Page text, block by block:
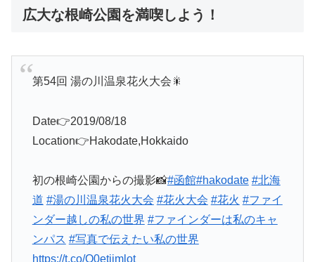
広大な根崎公園を満喫しよう！
第54回 湯の川温泉花火大会🎇
Date👉2019/08/18
Location👉Hakodate,Hokkaido
初の根崎公園からの撮影📸#函館#hakodate #北海
道 #湯の川温泉花火大会 #花火大会 #花火 #ファイ
ンダー越しの私の世界 #ファインダーは私のキャ
ンパス #写真で伝えたい私の世界
https://t.co/Q0etijmlot